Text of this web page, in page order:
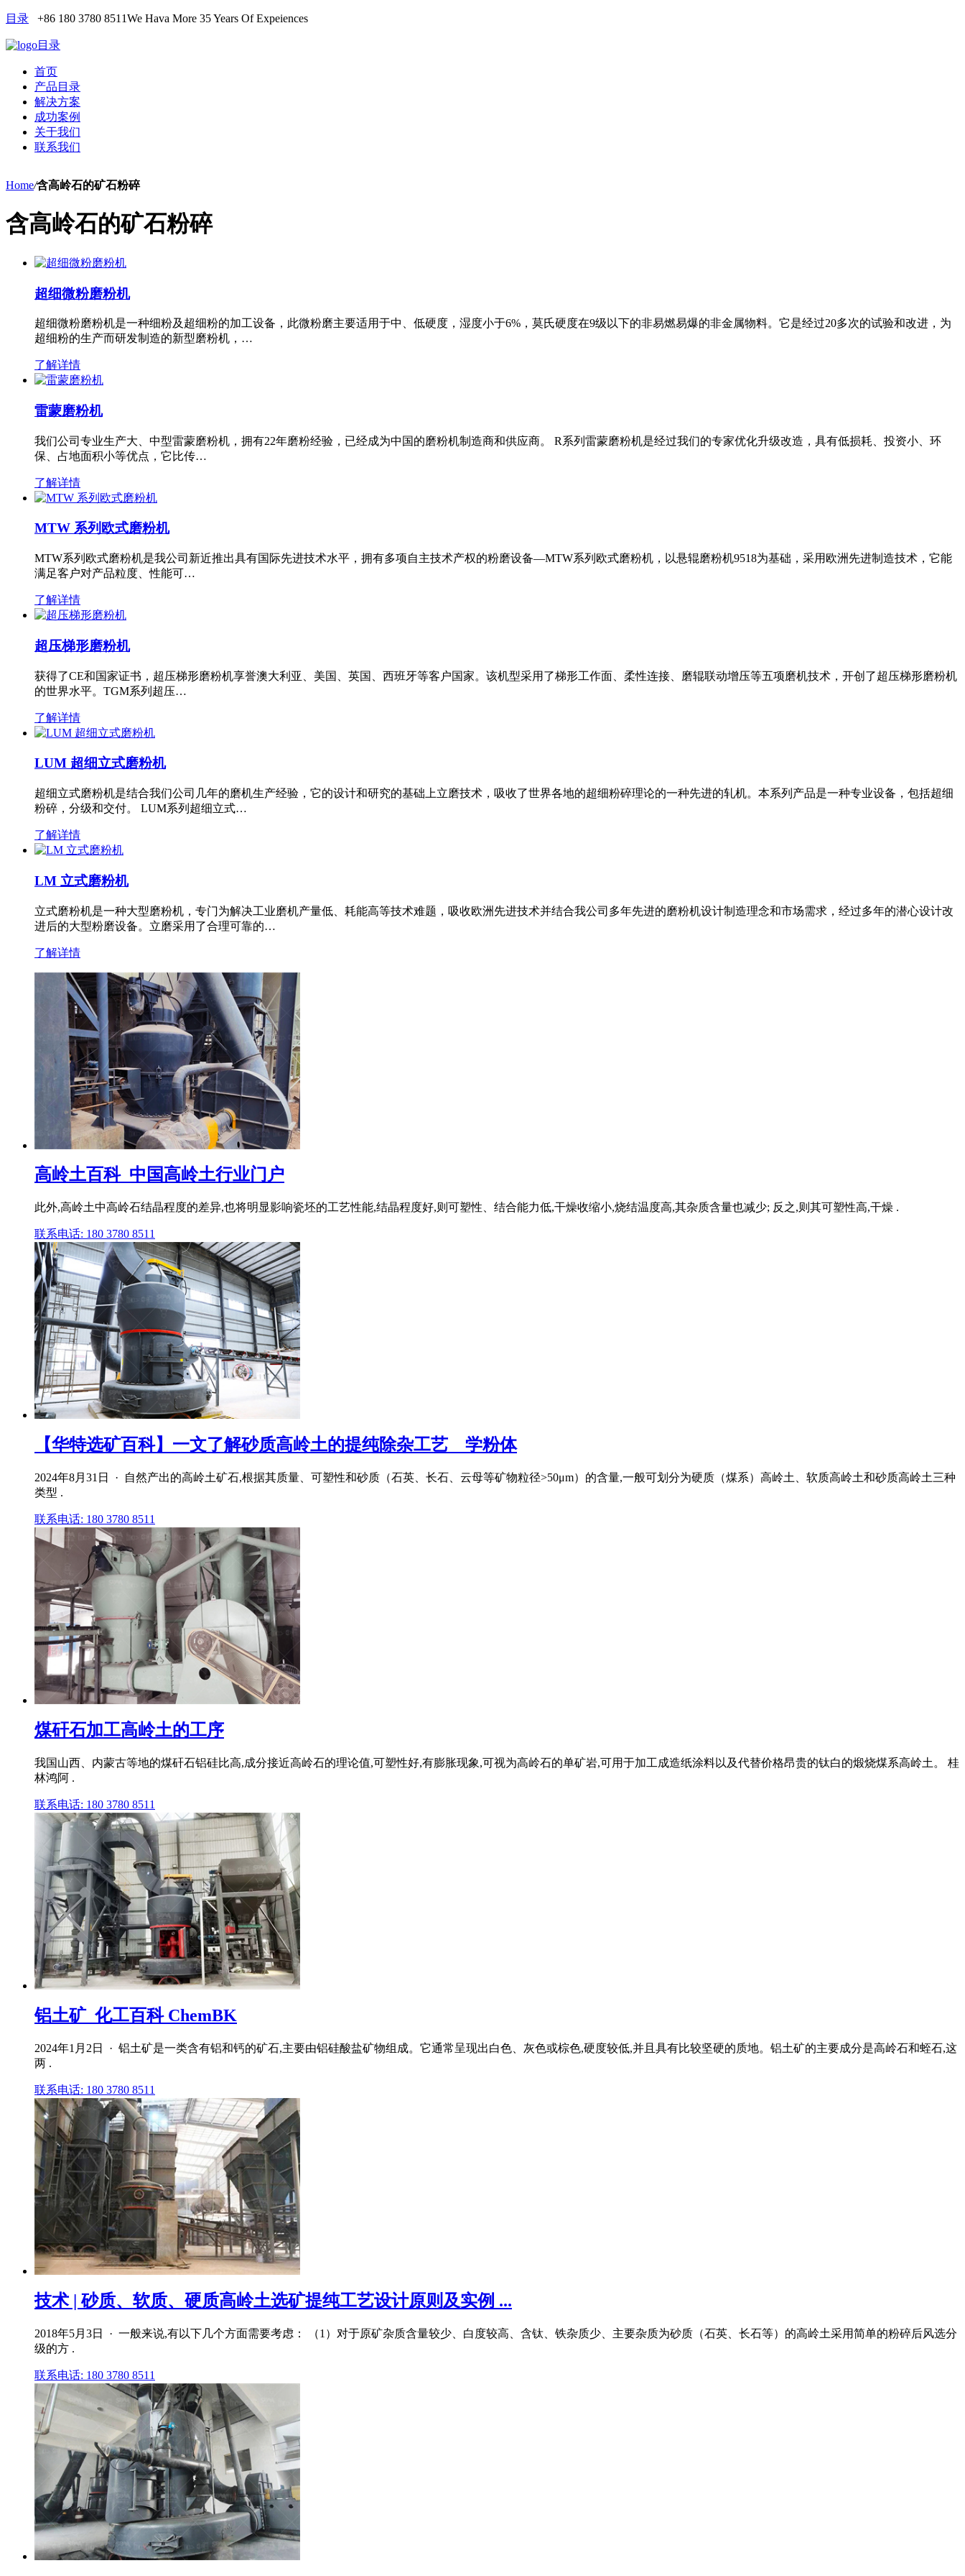
目录 +86 180 3780 8511We Hava More 35 Years Of Expeiences
目录
首页
产品目录
解决方案
成功案例
关于我们
联系我们
Home/含高岭石的矿石粉碎
含高岭石的矿石粉碎
超细微粉磨粉机
超细微粉磨粉机是一种细粉及超细粉的加工设备，此微粉磨主要适用于中、低硬度，湿度小于6%，莫氏硬度在9级以下的非易燃易爆的非金属物料。它是经过20多次的试验和改进，为
超细粉的生产而研发制造的新型磨粉机，…
了解详情
雷蒙磨粉机
我们公司专业生产大、中型雷蒙磨粉机，拥有22年磨粉经验，已经成为中国的磨粉机制造商和供应商。 R系列雷蒙磨粉机是经过我们的专家优化升级改造，具有低损耗、投资小、环
保、占地面积小等优点，它比传…
了解详情
MTW 系列欧式磨粉机
MTW系列欧式磨粉机是我公司新近推出具有国际先进技术水平，拥有多项自主技术产权的粉磨设备—MTW系列欧式磨粉机，以悬辊磨粉机9518为基础，采用欧洲先进制造技术，它能
满足客户对产品粒度、性能可…
了解详情
超压梯形磨粉机
获得了CE和国家证书，超压梯形磨粉机享誉澳大利亚、美国、英国、西班牙等客户国家。该机型采用了梯形工作面、柔性连接、磨辊联动增压等五项磨机技术，开创了超压梯形磨粉机
的世界水平。TGM系列超压…
了解详情
LUM 超细立式磨粉机
超细立式磨粉机是结合我们公司几年的磨机生产经验，它的设计和研究的基础上立磨技术，吸收了世界各地的超细粉碎理论的一种先进的轧机。本系列产品是一种专业设备，包括超细
粉碎，分级和交付。 LUM系列超细立式…
了解详情
LM 立式磨粉机
立式磨粉机是一种大型磨粉机，专门为解决工业磨机产量低、耗能高等技术难题，吸收欧洲先进技术并结合我公司多年先进的磨粉机设计制造理念和市场需求，经过多年的潜心设计改
进后的大型粉磨设备。立磨采用了合理可靠的…
了解详情
高岭土百科_中国高岭土行业门户
此外,高岭土中高岭石结晶程度的差异,也将明显影响瓷坯的工艺性能,结晶程度好,则可塑性、结合能力低,干燥收缩小,烧结温度高,其杂质含量也减少; 反之,则其可塑性高,干燥 .
联系电话: 180 3780 8511
【华特选矿百科】一文了解砂质高岭土的提纯除杂工艺 _ 学粉体
2024年8月31日 · 自然产出的高岭土矿石,根据其质量、可塑性和砂质（石英、长石、云母等矿物粒径>50μm）的含量,一般可划分为硬质（煤系）高岭土、软质高岭土和砂质高岭土三种
类型 .
联系电话: 180 3780 8511
煤矸石加工高岭土的工序
我国山西、内蒙古等地的煤矸石铝硅比高,成分接近高岭石的理论值,可塑性好,有膨胀现象,可视为高岭石的单矿岩,可用于加工成造纸涂料以及代替价格昂贵的钛白的煅烧煤系高岭土。 桂
林鸿阿 .
联系电话: 180 3780 8511
铝土矿_化工百科 ChemBK
2024年1月2日 · 铝土矿是一类含有铝和钙的矿石,主要由铝硅酸盐矿物组成。它通常呈现出白色、灰色或棕色,硬度较低,并且具有比较坚硬的质地。铝土矿的主要成分是高岭石和蛭石,这
两 .
联系电话: 180 3780 8511
技术 | 砂质、软质、硬质高岭土选矿提纯工艺设计原则及实例 ...
2018年5月3日 · 一般来说,有以下几个方面需要考虑： （1）对于原矿杂质含量较少、白度较高、含钛、铁杂质少、主要杂质为砂质（石英、长石等）的高岭土采用简单的粉碎后风选分
级的方 .
联系电话: 180 3780 8511